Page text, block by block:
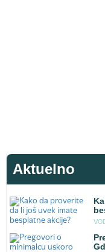
Aktuelno